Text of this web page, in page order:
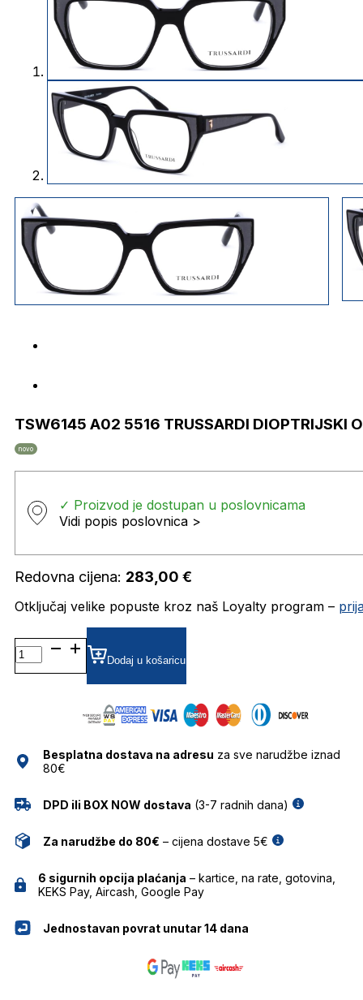
TSW6145 A02 5516 TRUSSARDI DIOPTRIJSKI
novo
✓ Proizvod je dostupan u poslovnicama
Vidi popis poslovnica >
Redovna cijena: 283,00 €
Otključaj velike popuste kroz naš Loyalty program –
TSW6145
A02
5516
DIOPTRIJSKI
Dodaj u košaricu
Besplatna dostava na adresu za sve narudžbe iznad
80€
DPD ili BOX NOW dostava (3-7 radnih dana)
Za narudžbe do 80€ – cijena dostave 5€
6 sigurnih opcija plaćanja – kartice, na rate, gotovina,
KEKS Pay, Aircash, Google Pay
Jednostavan povrat unutar 14 dana